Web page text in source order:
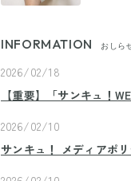
INFORMATION おしら
2026/02/18
【重要】「サンキュ！
2026/02/10
サンキュ！ メディアポ